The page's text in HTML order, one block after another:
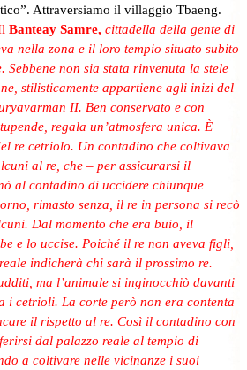
Attraversiamo il villaggio Tbaeng.
Banteay Samre, cittadella della gente di
nella zona e il loro tempio situato subito
Sebbene non sia stata rinvenuta la stele
stilisticamente appartiene agli inizi del
II. Ben conservato e con
regala un’atmosfera unica. È
re cetriolo. Un contadino che coltivava
al re, che – per assicurarsi il
al contadino di uccidere chiunque
rimasto senza, il re in persona si recò
Dal momento che era buio, il
e lo uccise. Poiché il re non aveva figli,
indicherà chi sarà il prossimo re.
ma l’animale si inginocchiò davanti
i cetrioli. La corte però non era contenta
il rispetto al re. Così il contadino con
dal palazzo reale al tempio di
a coltivare nelle vicinanze i suoi